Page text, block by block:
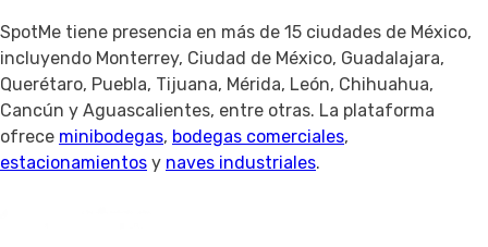
SpotMe tiene presencia en más de 15 ciudades de México,
incluyendo Monterrey, Ciudad de México, Guadalajara,
Querétaro, Puebla, Tijuana, Mérida, León, Chihuahua,
Cancún y Aguascalientes, entre otras. La plataforma
ofrece minibodegas, bodegas comerciales,
estacionamientos y naves industriales.